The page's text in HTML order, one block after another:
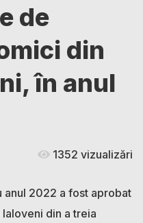
de
din
în anul
1352 vizualizări
2022 a fost aprobat
din a treia